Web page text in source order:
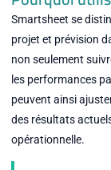
Smartsheet se
projet et prévision
non seulement
les performances
peuvent ainsi
des résultats
opérationnelle.